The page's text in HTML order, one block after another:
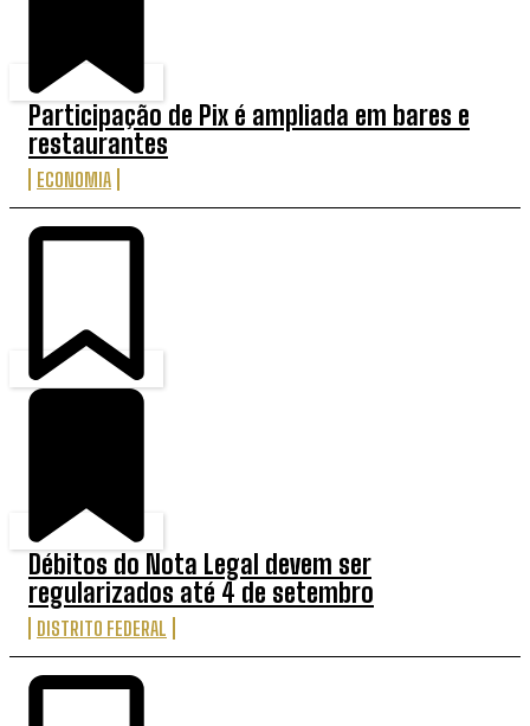
Participação de Pix é ampliada em bares e
restaurantes
ECONOMIA
Débitos do Nota Legal devem ser
regularizados até 4 de setembro
DISTRITO FEDERAL